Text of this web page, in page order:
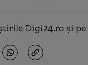
Digi24.ro și pe